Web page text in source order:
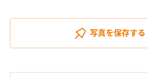
写真を保存する